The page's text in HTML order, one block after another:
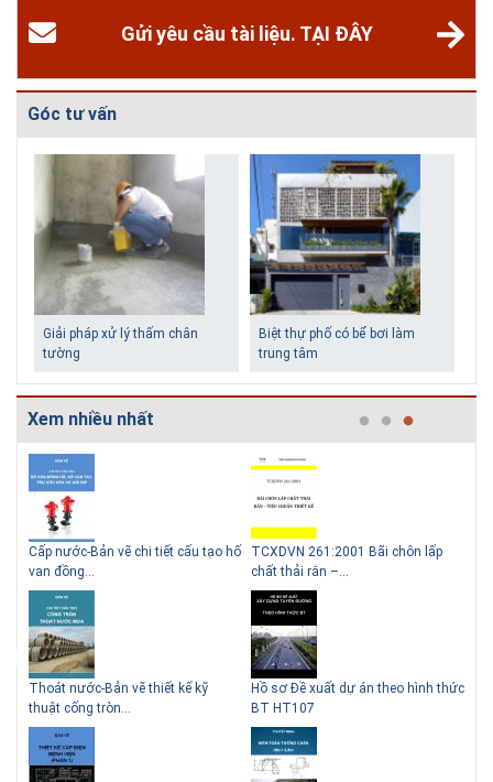
Gửi yêu cầu tài liệu. TẠI ĐÂY
Góc tư vấn
Biệt thự phố có bể bơi làm
trung tâm
Những ngôi nhà một tầng ít
tiền vẫn đẹp
Lý do nên sử dụng gạch block
để xây nhà
Thiết kế nhà siêu nhỏ độc đáo
Giải pháp xử lý thấm chân
Xem nhiều nhất
Cấp nước-Bản vẽ chi tiết cấu tạo hố
van đồng...
Thoát nước-Bản vẽ thiết kế kỹ
thuật cống tròn...
TCXDVN 261:2001 Bãi chôn lấp
chất thải rắn –...
Hồ sơ Đề xuất dự án theo hình thức
BT HT107